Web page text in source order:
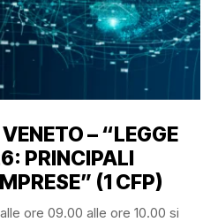
– “LEGGE
PRINCIPALI
(1 CFP)
ore 09.00 alle ore 10.00 si